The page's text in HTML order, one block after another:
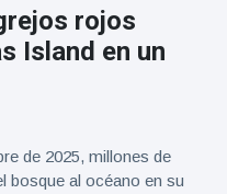
rojos
Island en un
de 2025, millones de
bosque al océano en su